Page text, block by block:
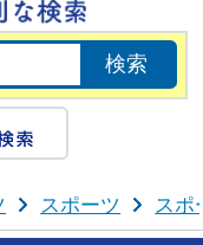
スポーツ スポ